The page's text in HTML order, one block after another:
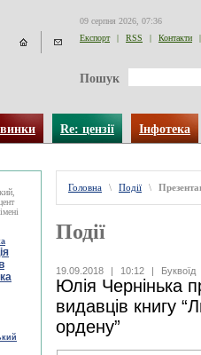
09 серпня 2026, 07:36
Експорт
| RSS | Контакти |
Пошук
Re: цензії Інфотека
Головна \ Події \
Події
19.09.2018 | 10:12 | Буквоїд
Юлія Чернінька
видавців книгу
ордену”